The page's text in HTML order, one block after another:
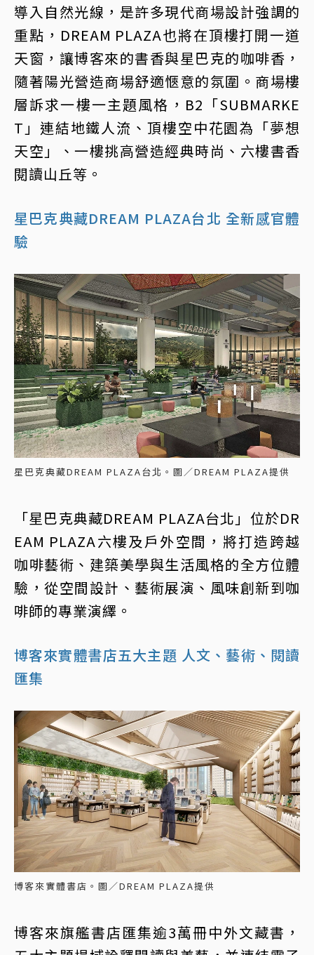
導入自然光線，是許多現代商場設計強調的
重點，DREAM PLAZA也將在頂樓打開一道
天窗，讓博客來的書香與星巴克的咖啡香，
隨著陽光營造商場舒適愜意的氛圍。商場樓
層訴求一樓一主題風格，B2「SUBMARKE
T」連結地鐵人流、頂樓空中花園為「夢想
天空」、一樓挑高營造經典時尚、六樓書香
閱讀山丘等。
星巴克典藏DREAM PLAZA台北 全新感官體
驗
星巴克典藏DREAM PLAZA台北。圖／DREAM PLAZA提供
「星巴克典藏DREAM PLAZA台北」位於DR
EAM PLAZA六樓及戶外空間，將打造跨越
咖啡藝術、建築美學與生活風格的全方位體
驗，從空間設計、藝術展演、風味創新到咖
啡師的專業演繹。
博客來實體書店五大主題 人文、藝術、閱讀
匯集
博客來實體書店。圖／DREAM PLAZA提供
博客來旗艦書店匯集逾3萬冊中外文藏書，